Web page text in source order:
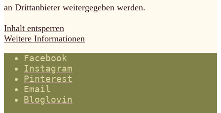
an Drittanbieter weitergegeben werden.
Inhalt entsperren
Weitere Informationen
Facebook
Instagram
Pinterest
Email
Bloglovin